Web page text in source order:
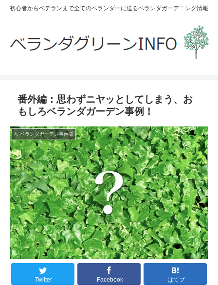
初心者からベテランまで全てのベランダーに送るベランダガーデニング情報
番外編：思わずニヤッとしてしまう、お
もしろベランダガーデン事例！
4. ベランダガーデン事例集
Twitter Facebook はてブ